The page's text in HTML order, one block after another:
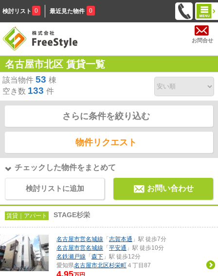
検討リスト 0 最近見た物件 0
お問合せ
名古屋市北区 賃貸一覧
該当物件 53 棟
空き数 133 件
さらに条件を絞り込む
物件リクエスト
チェックした物件をまとめて
検討リストに追加 お問い合わせ
賃貸｜アパート STAGE杉栄
名古屋市営名城線 「 志賀本通 」駅 徒歩7分
名古屋市営名城線 「 平安通 」駅 徒歩10分
名鉄瀬戸線 「 森下 」駅 徒歩12分
愛知県名古屋市北区杉栄町 ４丁目87